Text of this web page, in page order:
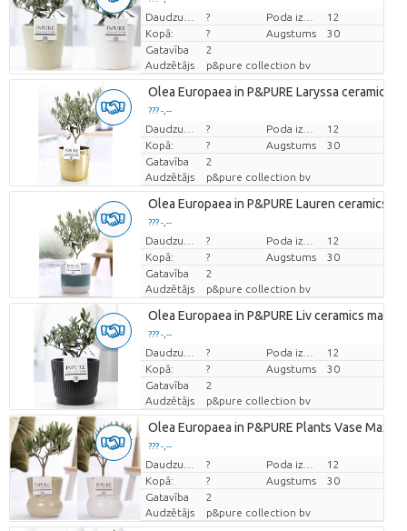
Cena par vienību
?
12
Kopā:
? Augstums
30
Gatavība
2
Audzētājs
p&pure collection bv
Olea Europaea in P&PURE Laryssa ceramics
??? -,--
Cena par vienību
?
12
Kopā:
? Augstums
30
Gatavība
2
Audzētājs
p&pure collection bv
Olea Europaea in P&PURE Lauren ceramics
??? -,--
Cena par vienību
?
12
Kopā:
? Augstums
30
Gatavība
2
Audzētājs
p&pure collection bv
Olea Europaea in P&PURE Liv ceramics matt
??? -,--
Cena par vienību
?
12
Kopā:
? Augstums
30
Gatavība
2
Audzētājs
p&pure collection bv
Olea Europaea in P&PURE Plants Vase
??? -,--
Cena par vienību
?
12
Kopā:
? Augstums
30
Gatavība
2
Audzētājs
p&pure collection bv